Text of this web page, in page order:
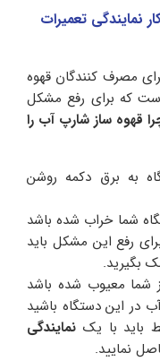
نمایندگی تعمیرات
مصرف کنندگان قهوه
که برای رفع مشکل
قهوه ساز شارپ آب را
به برق دکمه روشن
شما خراب شده باشد
رفع این مشکل باید
بگیرید.
شما معیوب شده باشد
این دستگاه باشید
باید با یک نمایندگی
نمایید.